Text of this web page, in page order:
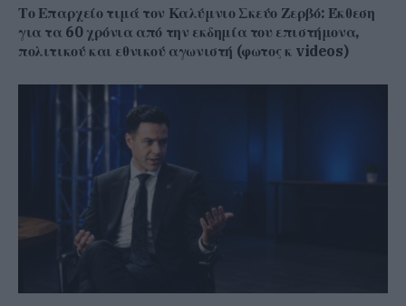
Το Επαρχείο τιμά τον Καλύμνιο Σκεύο Ζερβό: Έκθεση
για τα 60 χρόνια από την εκδημία του επιστήμονα,
πολιτικού και εθνικού αγωνιστή (φωτος κ videos)